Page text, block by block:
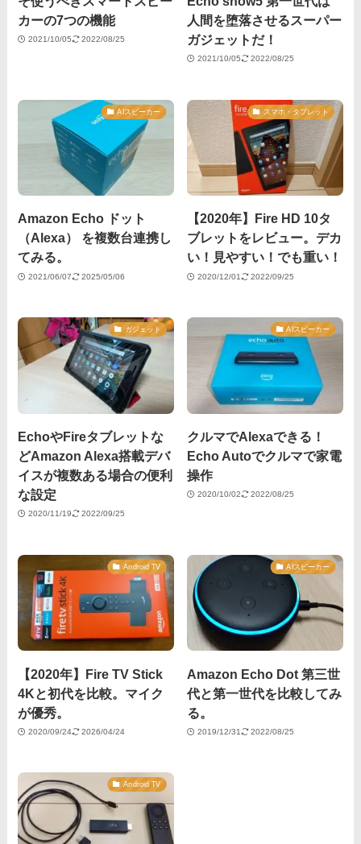
カーの7つの機能
2021/10/05 2022/08/25
人間を堕落させるスーパー
ガジェットだ！
2021/10/05 2022/08/25
AIスピーカー
Amazon Echo ドット
（Alexa） を複数台連携し
てみる。
2021/06/07 2025/05/06
スマホ・タブレット
【2020年】Fire HD 10タ
ブレットをレビュー。デカ
い！見やすい！でも重い！
2020/12/01 2022/09/25
ガジェット
EchoやFireタブレットな
どAmazon Alexa搭載デバ
イスが複数ある場合の便利
な設定
2020/11/19 2022/09/25
AIスピーカー
クルマでAlexaできる！
Echo Autoでクルマで家電
操作
2020/10/02 2022/08/25
Android TV
【2020年】Fire TV Stick
4Kと初代を比較。マイク
が優秀。
2020/09/24 2026/04/24
AIスピーカー
Amazon Echo Dot 第三世
代と第一世代を比較してみ
る。
2019/12/31 2022/08/25
Android TV